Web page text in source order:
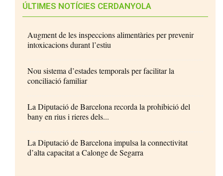
ÚLTIMES NOTÍCIES CERDANYOLA
Augment de les inspeccions alimentàries per prevenir
intoxicacions durant l’estiu
Nou sistema d’estades temporals per facilitar la
conciliació familiar
La Diputació de Barcelona recorda la prohibició del
bany en rius i rieres dels...
La Diputació de Barcelona impulsa la connectivitat
d’alta capacitat a Calonge de Segarra